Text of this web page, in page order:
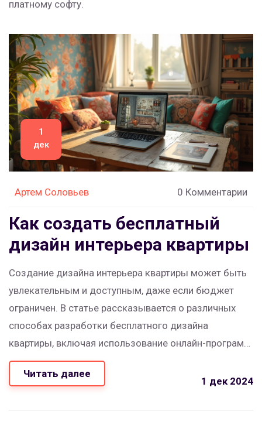
платному софту.
1
дек
Артем Соловьев 0 Комментарии
Как создать бесплатный
дизайн интерьера квартиры
Создание дизайна интерьера квартиры может быть
увлекательным и доступным, даже если бюджет
ограничен. В статье рассказывается о различных
способах разработки бесплатного дизайна
квартиры, включая использование онлайн-программ,
вдохновение из интернета и советы
профессионалов. Обсуждаются бесплатные курсы и
сотрудничество с начинающими дизайнерами
Читать далее
1 дек 2024